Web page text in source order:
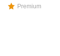
Premium